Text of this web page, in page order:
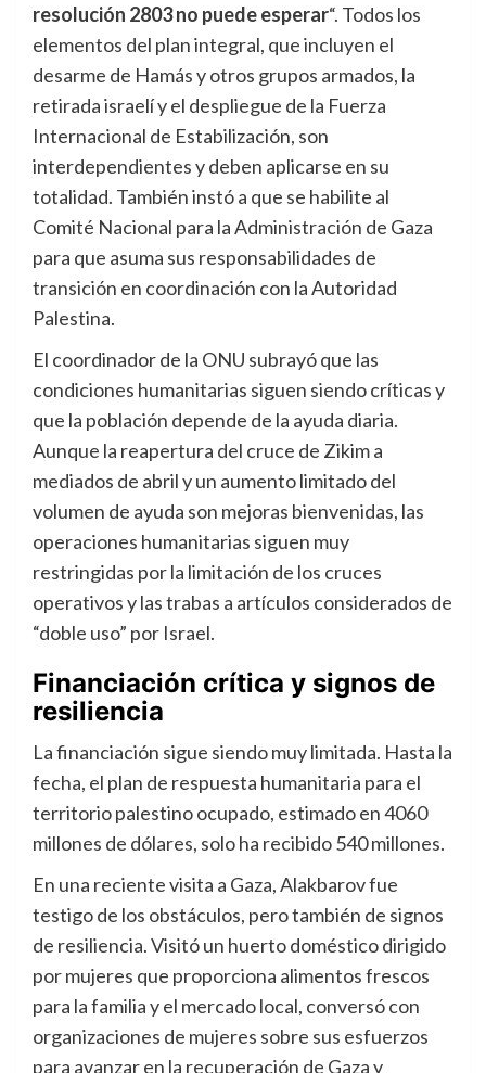
resolución 2803 no puede esperar“. Todos los
elementos del plan integral, que incluyen el
desarme de Hamás y otros grupos armados, la
retirada israelí y el despliegue de la Fuerza
Internacional de Estabilización, son
interdependientes y deben aplicarse en su
totalidad. También instó a que se habilite al
Comité Nacional para la Administración de Gaza
para que asuma sus responsabilidades de
transición en coordinación con la Autoridad
Palestina.
El coordinador de la ONU subrayó que las
condiciones humanitarias siguen siendo críticas y
que la población depende de la ayuda diaria.
Aunque la reapertura del cruce de Zikim a
mediados de abril y un aumento limitado del
volumen de ayuda son mejoras bienvenidas, las
operaciones humanitarias siguen muy
restringidas por la limitación de los cruces
operativos y las trabas a artículos considerados de
“doble uso” por Israel.
Financiación crítica y signos de
resiliencia
La financiación sigue siendo muy limitada. Hasta la
fecha, el plan de respuesta humanitaria para el
territorio palestino ocupado, estimado en 4060
millones de dólares, solo ha recibido 540 millones.
En una reciente visita a Gaza, Alakbarov fue
testigo de los obstáculos, pero también de signos
de resiliencia. Visitó un huerto doméstico dirigido
por mujeres que proporciona alimentos frescos
para la familia y el mercado local, conversó con
organizaciones de mujeres sobre sus esfuerzos
para avanzar en la recuperación de Gaza y